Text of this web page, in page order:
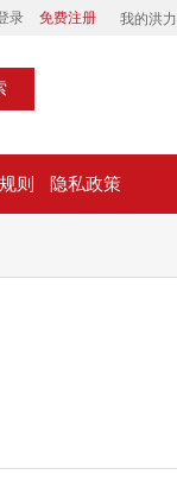
录 免费注册 我的洪力
则 隐私政策